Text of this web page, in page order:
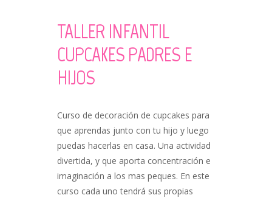
TALLER INFANTIL
CUPCAKES PADRES E
HIJOS
Curso de decoración de cupcakes para
que aprendas junto con tu hijo y luego
puedas hacerlas en casa. Una actividad
divertida, y que aporta concentración e
imaginación a los mas peques. En este
curso cada uno tendrá sus propias